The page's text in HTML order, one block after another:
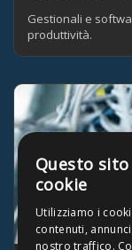
Gestionali e
produttività.
Questo
cookie
Utilizziamo i
contenuti,
nostro traffico.